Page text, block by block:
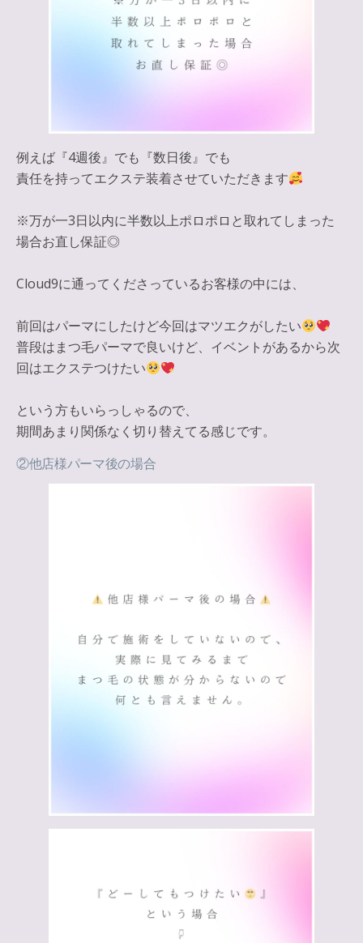
例えば『4週後』でも『数日後』でも
責任を持ってエクステ装着させていただきます
※万が一3日以内に半数以上ポロポロと取れてしまった
場合お直し保証◎
Cloud9に通ってくださっているお客様の中には、
前回はパーマにしたけど今回はマツエクがしたい
普段はまつ毛パーマで良いけど、イベントがあるから次
回はエクステつけたい
という方もいらっしゃるので、
期間あまり関係なく切り替えてる感じです。
②他店様パーマ後の場合